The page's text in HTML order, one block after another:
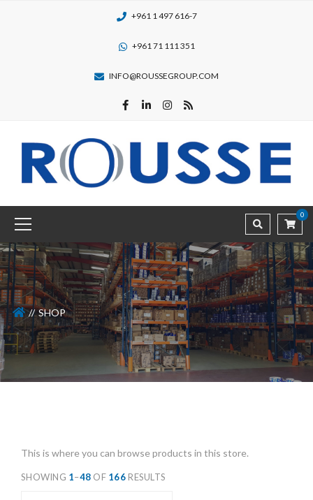
+961 1 497 616-7
+961 71 111 351
INFO@ROUSSEGROUP.COM
0
SHOP
This is where you can browse products in this store.
SHOWING 1–48 OF 166RESULTS